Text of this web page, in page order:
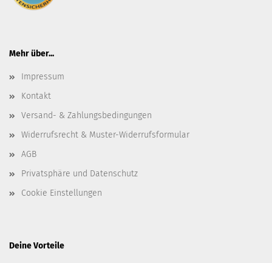
Mehr über...
Impressum
Kontakt
Versand- & Zahlungsbedingungen
Widerrufsrecht & Muster-Widerrufsformular
AGB
Privatsphäre und Datenschutz
Cookie Einstellungen
Deine Vorteile